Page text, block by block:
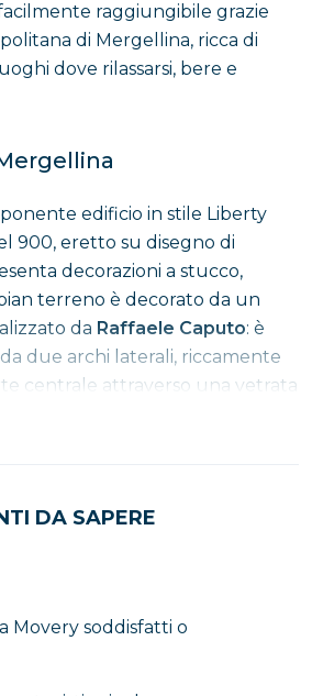
raggiungibile grazie
di Mergellina, ricca di
dove rilassarsi, bere e
edificio in stile Liberty
900, eretto su disegno di
decorazioni a stucco,
terreno è decorato da un
da Raffaele Caputo: è
due archi laterali, riccamente
centrale attraverso una vetrata
stile classico.
in occasione del rifacimento
DA SAPERE
Movery soddisfatti o